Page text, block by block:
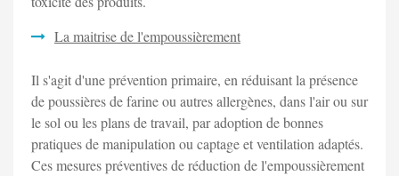
La maitrise de l'empoussièrement
Il s'agit d'une prévention primaire, en réduisant la présence
de poussières de farine ou autres allergènes, dans l'air ou sur
le sol ou les plans de travail, par adoption de bonnes
pratiques de manipulation ou captage et ventilation adaptés.
Ces mesures préventives de réduction de l'empoussièrement